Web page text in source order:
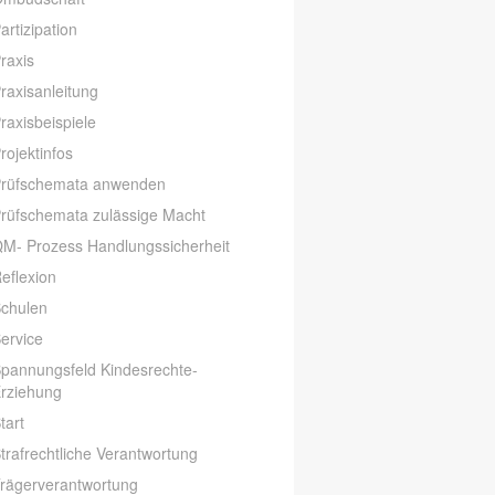
anwenden
zulässige Macht
Prozess Handlungssicherheit
Kindesrechte-
Verantwortung